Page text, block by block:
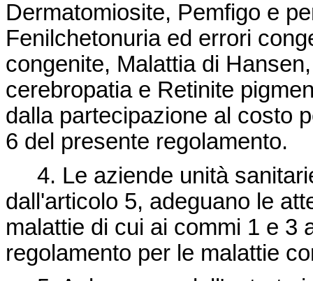
Dermatomiosite, Pemfigo e
Fenilchetonuria ed errori
congenite, Malattia di
cerebropatia e Retinite
dalla partecipazione al costo
6 del presente regolamento.
4. Le aziende unità
dall'articolo 5, adeguano le
malattie di cui ai commi 1 e 3
regolamento per le malattie